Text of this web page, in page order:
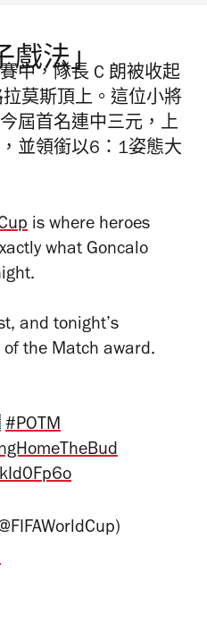
戲法」
中，隊長 C 朗被收起
莫斯頂上。這位小將
屆首名連中三元，上
並領銜以6：1姿態大
is where heroes
what Goncalo
and tonight’s
of the Match award.
#POTM